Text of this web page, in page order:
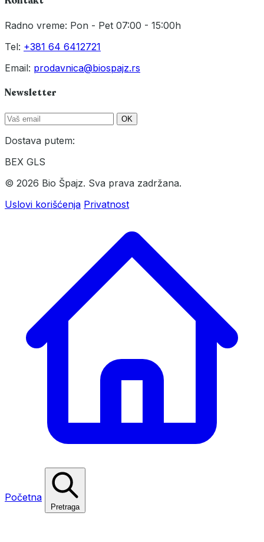
Radno vreme: Pon - Pet 07:00 - 15:00h
Tel: +381 64 6412721
Email: prodavnica@biospajz.rs
Newsletter
OK
Dostava putem:
BEX GLS
© 2026 Bio Špajz. Sva prava zadržana.
Uslovi korišćenja Privatnost
Početna
Pretraga